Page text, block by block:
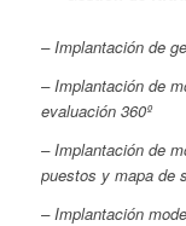
– Implantación de
– Implantación de
evaluación 360º
– Implantación de
puestos y mapa de
– Implantación